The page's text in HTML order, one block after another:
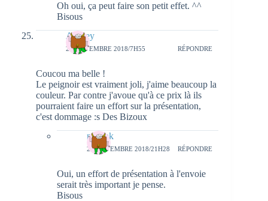
Oh oui, ça peut faire son petit effet. ^^
Bisous
Audrey
22 NOVEMBRE 2018/7H55 RÉPONDRE
Coucou ma belle !
Le peignoir est vraiment joli, j'aime beaucoup la
couleur. Par contre j'avoue qu'à ce prix là ils
pourraient faire un effort sur la présentation,
c'est dommage :s Des Bizoux
natieak
22 NOVEMBRE 2018/21H28 RÉPONDRE
Oui, un effort de présentation à l'envoie
serait très important je pense.
Bisous